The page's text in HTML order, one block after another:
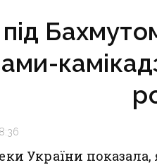
під
України показала,